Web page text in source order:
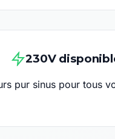
230V
pur sinus pour tous